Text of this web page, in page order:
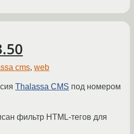
cms,web
Thalassa CMS под номером
фильтр HTML-тегов для